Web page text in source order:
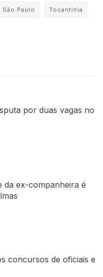
São Paulo Tocantinia
por duas vagas no
da ex-companheira é
concursos de oficiais e